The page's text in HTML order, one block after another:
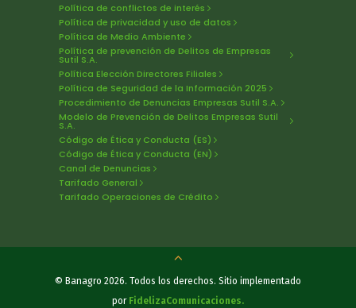
Política de conflictos de interés
Política de privacidad y uso de datos
Política de Medio Ambiente
Política de prevención de Delitos de Empresas
Sutil S.A.
Política Elección Directores Filiales
Política de Seguridad de la Información 2025
Procedimiento de Denuncias Empresas Sutil S.A.
Modelo de Prevención de Delitos Empresas Sutil
S.A.
Código de Ética y Conducta (ES)
Código de Ética y Conducta (EN)
Canal de Denuncias
Tarifado General
Tarifado Operaciones de Crédito
© Banagro 2026. Todos los derechos. Sitio implementado
por FidelizaComunicaciones.